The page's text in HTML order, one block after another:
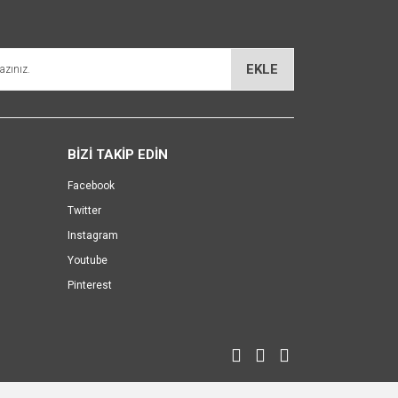
EKLE
BİZİ TAKİP EDİN
Facebook
Twitter
Instagram
Youtube
Pinterest